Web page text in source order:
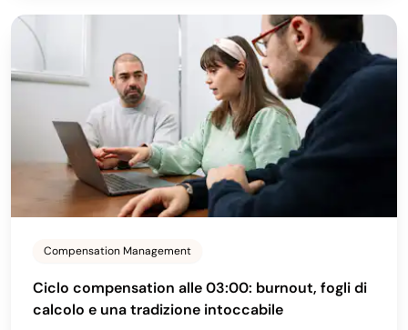
Compensation Management
Ciclo compensation alle 03:00: burnout, fogli di
calcolo e una tradizione intoccabile